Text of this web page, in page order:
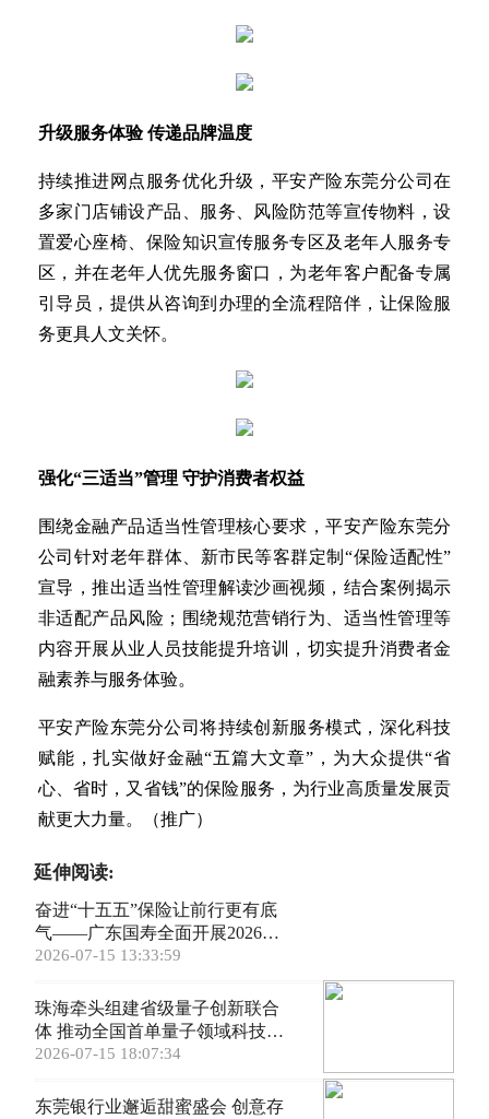
升级服务体验 传递品牌温度
持续推进网点服务优化升级，平安产险东莞分公司在
多家门店铺设产品、服务、风险防范等宣传物料，设
置爱心座椅、保险知识宣传服务专区及老年人服务专
区，并在老年人优先服务窗口，为老年客户配备专属
引导员，提供从咨询到办理的全流程陪伴，让保险服
务更具人文关怀。
强化“三适当”管理 守护消费者权益
围绕金融产品适当性管理核心要求，平安产险东莞分
公司针对老年群体、新市民等客群定制“保险适配性”
宣导，推出适当性管理解读沙画视频，结合案例揭示
非适配产品风险；围绕规范营销行为、适当性管理等
内容开展从业人员技能提升培训，切实提升消费者金
融素养与服务体验。
平安产险东莞分公司将持续创新服务模式，深化科技
赋能，扎实做好金融“五篇大文章”，为大众提供“省
心、省时，又省钱”的保险服务，为行业高质量发展贡
献更大力量。（推广）
延伸阅读:
奋进“十五五”保险让前行更有底
气——广东国寿全面开展2026年
“7.8全国保险公众宣传日”系列活
2026-07-15 13:33:59
珠海牵头组建省级量子创新联合
体 推动全国首单量子领域科技保
险落地
2026-07-15 18:07:34
东莞银行业邂逅甜蜜盛会 创意存